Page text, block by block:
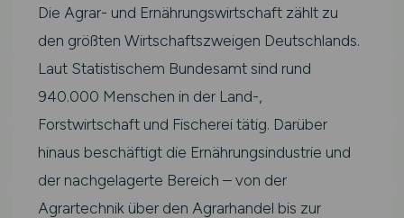
Die Agrar- und Ernährungswirtschaft zählt zu
den größten Wirtschaftszweigen Deutschlands.
Laut Statistischem Bundesamt sind rund
940.000 Menschen in der Land-,
Forstwirtschaft und Fischerei tätig. Darüber
hinaus beschäftigt die Ernährungsindustrie und
der nachgelagerte Bereich – von der
Agrartechnik über den Agrarhandel bis zur